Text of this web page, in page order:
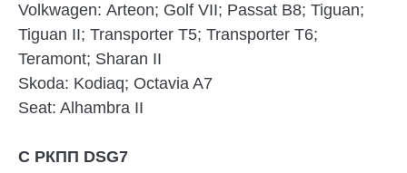
Volkwagen: Arteon; Golf VII; Passat B8; Tiguan;
Tiguan II; Transporter T5; Transporter T6;
Teramont; Sharan II
Skoda: Kodiaq; Octavia A7
Seat: Alhambra II
С РКПП DSG7